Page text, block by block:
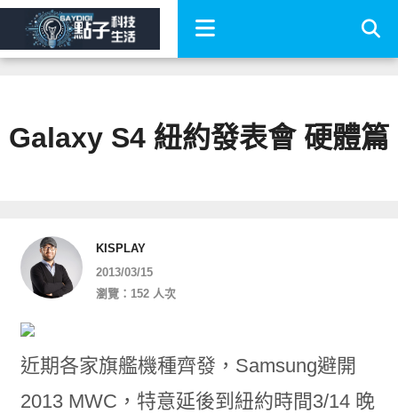
Galaxy S4 紐約發表會 硬體篇
KISPLAY
2013/03/15
瀏覽：152 人次
近期各家旗艦機種齊發，Samsung避開
2013 MWC，特意延後到紐約時間3/14 晚